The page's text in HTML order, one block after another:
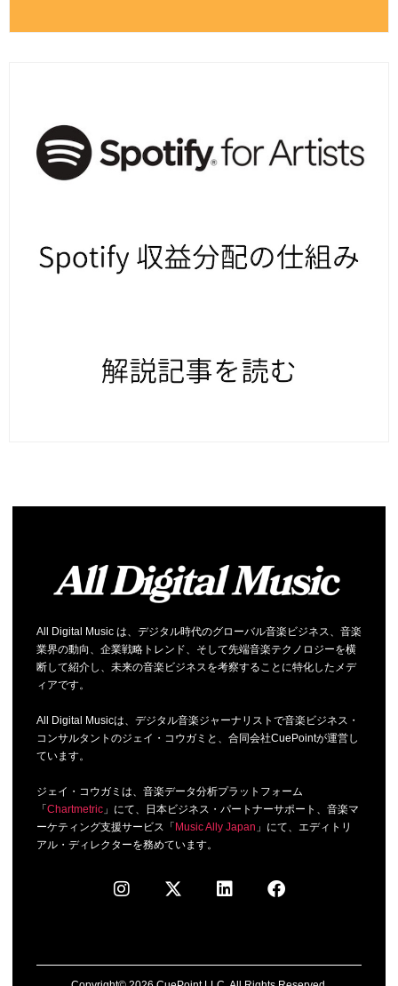
All Digital Music は、デジタル時代のグローバル音楽ビジネス、音楽
業界の動向、企業戦略トレンド、そして先端音楽テクノロジーを横
断して紹介し、未来の音楽ビジネスを考察することに特化したメデ
ィアです。
All Digital Musicは、デジタル音楽ジャーナリストで音楽ビジネス・
コンサルタントのジェイ・コウガミと、合同会社CuePointが運営し
ています。
ジェイ・コウガミは、音楽データ分析プラットフォーム
「Chartmetric」にて、日本ビジネス・パートナーサポート、音楽マ
ーケティング支援サービス「Music Ally Japan 」にて、エディトリ
アル・ディレクターを務めています。